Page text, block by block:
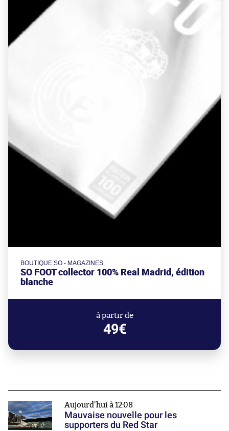
BOUTIQUE SO - MAGAZINES
SO FOOT collector 100% Real Madrid, édition
blanche
à partir de
49€
Aujourd'hui à 12:08
Mauvaise nouvelle pour les
supporters du Red Star